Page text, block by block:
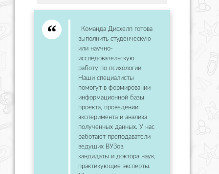
Команда Дисхелп готова
выполнить студенческую
или научно-
исследовательскую
работу по психологии.
Наши специалисты
помогут в формировании
информационной базы
проекта, проведении
эксперимента и анализа
полученных данных. У нас
работают преподаватели
ведущих ВУЗов,
кандидаты и доктора наук,
практикующие эксперты.